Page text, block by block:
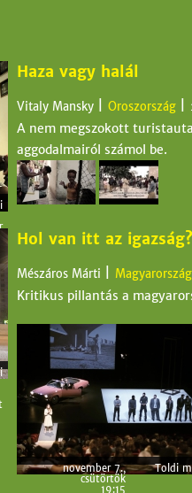
Haza vagy halál
Vitaly Mansky Oroszország
A nem megszokott
aggodalmairól számol be.
Hol van itt az
Mészáros Márti Magyarország
Kritikus pillantás a
november 7.,
csütörtök
19:15
Toldi